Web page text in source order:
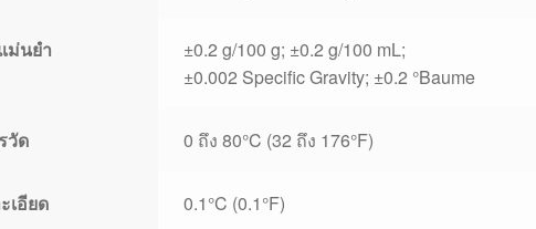
ม่นยำ
±0.2 g/100 g; ±0.2 g/100 mL;
±0.002 Specific Gravity; ±0.2 °Baume
วัด 0 ถึง 80°C (32 ถึง 176°F)
เอียด 0.1°C (0.1°F)